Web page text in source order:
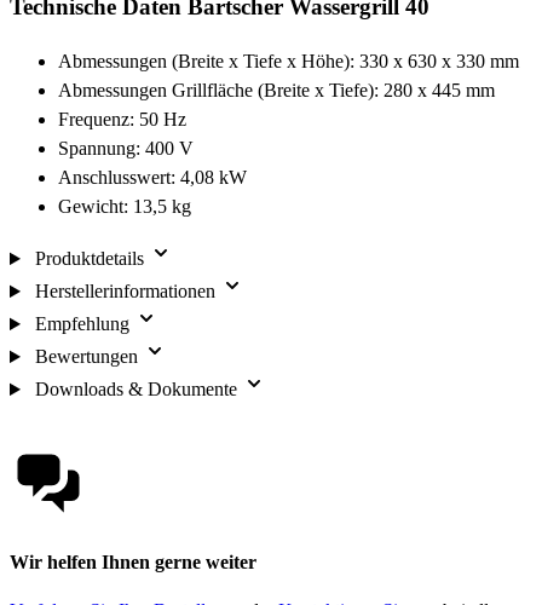
Technische Daten Bartscher Wassergrill 40
Abmessungen (Breite x Tiefe x Höhe): 330 x 630 x 330 mm
Abmessungen Grillfläche (Breite x Tiefe): 280 x 445 mm
Frequenz: 50 Hz
Spannung: 400 V
Anschlusswert: 4,08 kW
Gewicht: 13,5 kg
Produktdetails
Herstellerinformationen
Empfehlung
Bewertungen
Downloads & Dokumente
Wir helfen Ihnen gerne weiter